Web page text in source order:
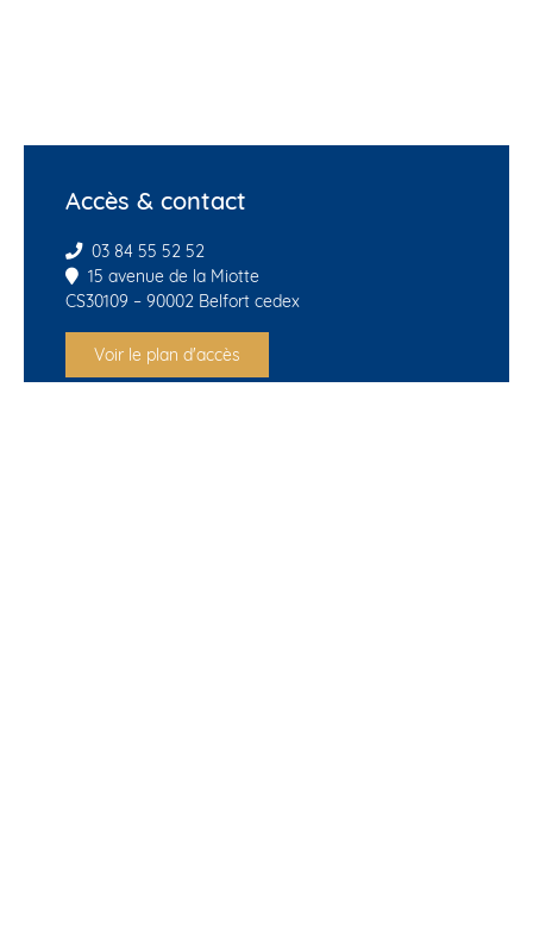
Accès & contact
03 84 55 52 52
15 avenue de la Miotte
CS30109 – 90002 Belfort cedex
Voir le plan d'accès